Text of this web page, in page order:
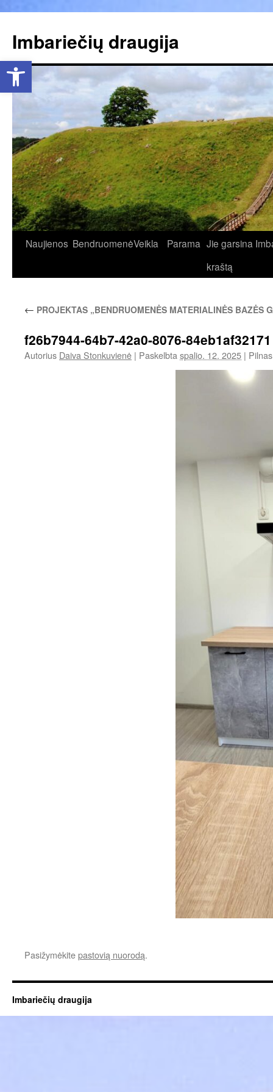
Open toolbar
turinio
Imbariečių draugija
Naujienos BendruomenėVeikla Parama Jie garsina
kraštą
← PROJEKTAS „BENDRUOMENĖS MATERIALINĖS BAZĖS
f26b7944-64b7-42a0-8076-
Autorius Daiva Stonkuvienė | Paskelbta spalio. 12. 2025 |
Pasižymėkitepastovią nuorodą.
Imbariečių draugija